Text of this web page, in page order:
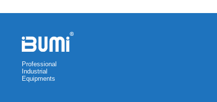
Professional
Industrial
Equipments